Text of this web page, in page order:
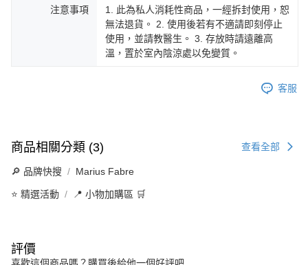
注意事項
1. 此為私人消耗性商品，一經拆封使用，恕
無法退貨。 2. 使用後若有不適請即刻停止
使用，並請教醫生。 3. 存放時請遠離高
溫，置於室內陰涼處以免變質。
客服
商品相關分類 (3) 查看全部
🔎 品牌快搜 Marius Fabre
⭐ 精選活動 📍 小物加購區 🛒
評價